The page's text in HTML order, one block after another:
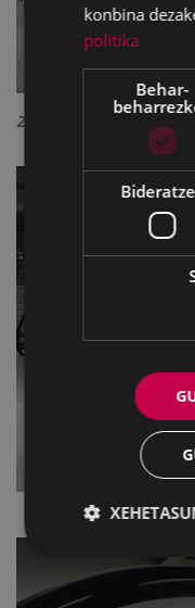
Zugastiren eskultura;
konbina
politika
Behar-